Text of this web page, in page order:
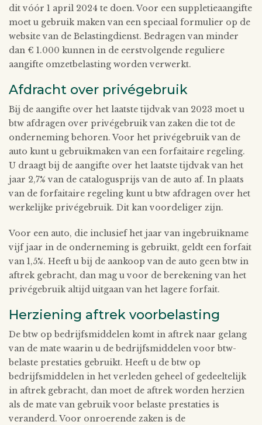
dit vóór 1 april 2024 te doen. Voor een suppletieaangifte
moet u gebruik maken van een speciaal formulier op de
website van de Belastingdienst. Bedragen van minder
dan € 1.000 kunnen in de eerstvolgende reguliere
aangifte omzetbelasting worden verwerkt.
Afdracht over privégebruik
Bij de aangifte over het laatste tijdvak van 2023 moet u
btw afdragen over privégebruik van zaken die tot de
onderneming behoren. Voor het privégebruik van de
auto kunt u gebruikmaken van een forfaitaire regeling.
U draagt bij de aangifte over het laatste tijdvak van het
jaar 2,7% van de catalogusprijs van de auto af. In plaats
van de forfaitaire regeling kunt u btw afdragen over het
werkelijke privégebruik. Dit kan voordeliger zijn.
Voor een auto, die inclusief het jaar van ingebruikname
vijf jaar in de onderneming is gebruikt, geldt een forfait
van 1,5%. Heeft u bij de aankoop van de auto geen btw in
aftrek gebracht, dan mag u voor de berekening van het
privégebruik altijd uitgaan van het lagere forfait.
Herziening aftrek voorbelasting
De btw op bedrijfsmiddelen komt in aftrek naar gelang
van de mate waarin u de bedrijfsmiddelen voor btw-
belaste prestaties gebruikt. Heeft u de btw op
bedrijfsmiddelen in het verleden geheel of gedeeltelijk
in aftrek gebracht, dan moet de aftrek worden herzien
als de mate van gebruik voor belaste prestaties is
veranderd. Voor onroerende zaken is de